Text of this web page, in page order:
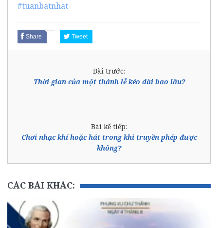
#tuanbatnhat
Share Tweet
Bài trước:
Thời gian của một thánh lễ kéo dài bao lâu?
Bài kế tiếp:
Chơi nhạc khí hoặc hát trong khi truyền phép được
không?
CÁC BÀI KHÁC: